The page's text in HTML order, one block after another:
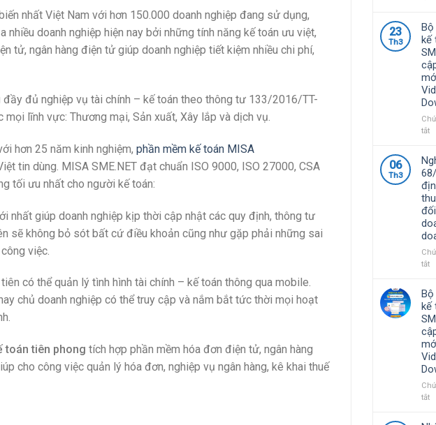
nhất Việt Nam với hơn 150.000 doanh nghiệp đang sử dụng,
nhiều doanh nghiệp hiện nay bởi những tính năng kế toán ưu việt,
tử, ngân hàng điện tử giúp doanh nghiệp tiết kiệm nhiều chi phí,
đầy đủ nghiệp vụ tài chính – kế toán theo thông tư 133/2016/TT-
lĩnh vực: Thương mại, Sản xuất, Xây lắp và dịch vụ.
hơn 25 năm kinh nghiệm, phần mềm kế toán MISA
tin dùng. MISA SME.NET đạt chuẩn ISO 9000, ISO 27000, CSA
tối ưu nhất cho người kế toán:
nhất giúp doanh nghiệp kịp thời cập nhật các quy định, thông tư
sẽ không bỏ sót bất cứ điều khoản cũng như gặp phải những sai
việc.
có thể quản lý tình hình tài chính – kế toán thông qua mobile.
chủ doanh nghiệp có thể truy cập và nắm bắt tức thời mọi hoạt
toán tiên phong tích hợp phần mềm hóa đơn điện tử, ngân hàng
cho công việc quản lý hóa đơn, nghiệp vụ ngân hàng, kê khai thuế
là
lý
–
23
Th3
Bộ
kế
tắtở
cập
|
tải
06
Th3
tắtở
về
và
Bộ
kế
tắtở